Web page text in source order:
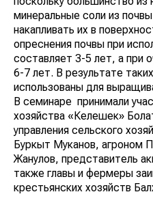
минеральные соли из
накапливать их в
опреснения почвы при
составляет 3-5 лет, а при
6-7 лет. В результате
использованы для
В семинаре принимали
хозяйства «Келешек»
управления сельского
Буркыт Муканов, агроном
Жанулов, представитель
также главы и фермеры
крестьянских хозяйств